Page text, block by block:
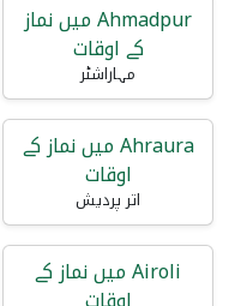
Ahmadpur میں نماز
کے اوقات
مہاراشٹر
Ahraura میں نماز کے
اوقات
اتر پردیش
Airoli میں نماز کے